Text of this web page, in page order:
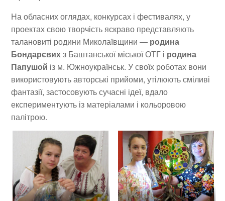
На обласних оглядах, конкурсах і фестивалях, у
проектах свою творчість яскраво представляють
талановиті родини Миколаївщини — родина
Бондарєвихз Баштанської міської ОТГ і родина
Папушой із м. Южноукраїнськ. У своїх роботах вони
використовують авторські прийоми, утілюють сміливі
фантазії, застосовують сучасні ідеї, вдало
експериментують із матеріалами і кольоровою
палітрою.